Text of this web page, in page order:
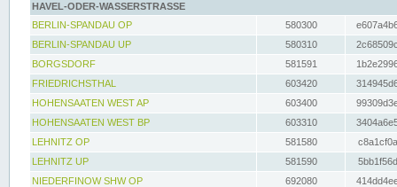
HAVEL-ODER-WASSERSTRASSE
BERLIN-SPANDAU OP
580300
BERLIN-SPANDAU UP
580310
BORGSDORF
581591
FRIEDRICHSTHAL
603420
HOHENSAATEN WEST AP
603400
HOHENSAATEN WEST BP
603310
LEHNITZ OP
581580
LEHNITZ UP
581590
NIEDERFINOW SHW OP
692080